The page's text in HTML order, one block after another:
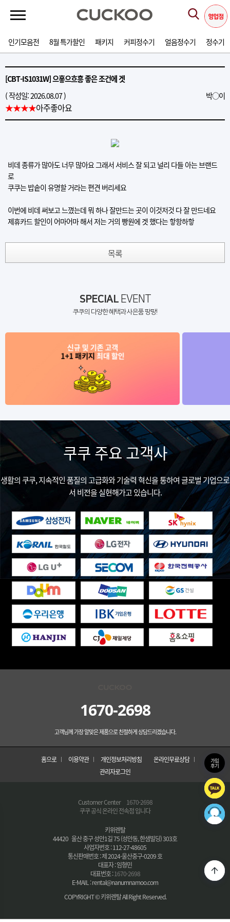
인기모음전 8월 특가할인 패키지 커피정수기 얼음정수기 정수기
[CBT-IS1031W] 으흫으흐흥 좋은 조건에 겟
( 작성일: 2026.08.07 )
박○이
★★★★아주좋아요
비데 종류가 많아도 너무 많아요 그래서 서비스 잘 되고 널리 다들 아는 브랜드
로
쿠쿠는 밥솥이 유명할 거라는 편견 버리세요
이번에 비데 써보고 느꼈는데 뭐 하나 잘만드는 곳이 이것저것 다 잘 만드네요
제휴카드 할인이 어마어마 해서 저는 거의 빵원에 겟 했다는 핳항하핳
목록
SPECIALEVENT
쿠쿠의 다양한 혜택과 사은품 팡팡!
쿠쿠 주요 고객사
생활의 쿠쿠, 지속적인 품질의 고급화와 기술력 혁신을 통하여 글로벌 기업으로
서 비전을 실현해가고 있습니다.
1670-2698
고객님께 가장 알맞은 제품으로 친절하게 상담드리겠습니다.
홈으로 이용약관 개인정보처리방침
온라인무료상담
관리자로그인
Customer Center
1670-2698
쿠쿠 공식 온라인 전속점 입니다
키위렌탈
44420 울산 중구 성안1길 75 (성안동, 한샘빌딩) 303호
사업자번호 : 112-27-48605
통신판매번호 : 제 2024-울산중구-0209 호
대표자 : 임형민
대표번호 :1670-2698
E-MAIL : rental@nanumnamoo.com
COPYRIGHT © 키위렌탈 All Right Reserved.
가입
후기